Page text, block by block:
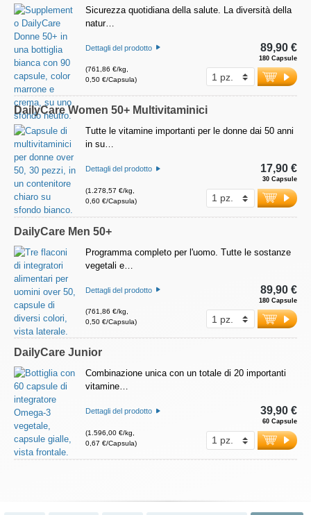
Sicurezza quotidiana della salute. La diversità della
natur…
Dettagli del prodotto
(761,86 €/kg,
0,50 €/Capsula)
180 Capsule
89,90 €
DailyCare Women 50+ Multivitaminici
Tutte le vitamine importanti per le donne dai 50 anni
in su…
Dettagli del prodotto
(1.278,57 €/kg,
0,60 €/Capsula)
30 Capsule
17,90 €
DailyCare Men 50+
Programma completo per l'uomo. Tutte le sostanze
vegetali e…
Dettagli del prodotto
(761,86 €/kg,
0,50 €/Capsula)
180 Capsule
89,90 €
DailyCare Junior
Combinazione unica con un totale di 20 importanti
vitamine…
Dettagli del prodotto
(1.596,00 €/kg,
0,67 €/Capsula)
60 Capsule
39,90 €